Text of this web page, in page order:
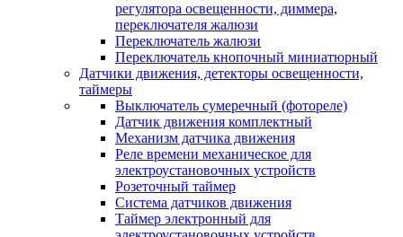
регулятора освещенности, диммера,
переключателя жалюзи
Переключатель жалюзи
Переключатель кнопочный миниатюрный
Датчики движения, детекторы освещенности,
таймеры
Выключатель сумеречный (фотореле)
Датчик движения комплектный
Механизм датчика движения
Реле времени механическое для
электроустановочных устройств
Розеточный таймер
Система датчиков движения
Таймер электронный для